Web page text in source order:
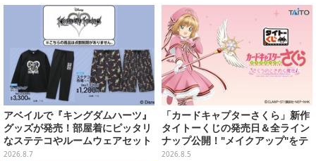
アベイルで『キングダムハーツ』
グッズが発売！部屋着にピッタリ
なステテコやルームウェアセット
2026.8.7
「カードキャプターさくら」新作
タイトーくじの発売日＆全ライン
ナップ公開！"メイクアップ"をテ
ーマに、日常でも使いたくなるア
2026.8.5